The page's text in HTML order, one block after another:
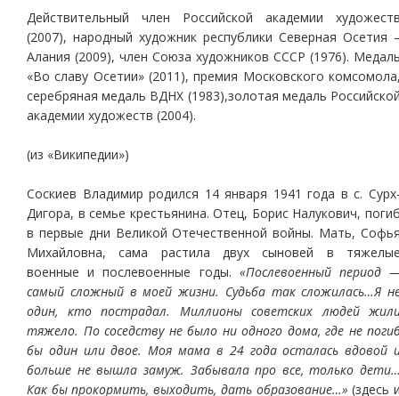
Действительный член Российской академии
(2007), народный художник республики Северная Осетия
Алания (2009), член Союза художников СССР (1976).
«Во славу Осетии» (2011), премия Московского
серебряная медаль ВДНХ (1983),золотая медаль
академии художеств (2004).
(из «Википедии»)
Соскиев Владимир родился 14 января 1941 года в с.
Дигора, в семье крестьянина. Отец, Борис Налукович,
в первые дни Великой Отечественной войны. Мать,
Михайловна, сама растила двух сыновей в
военные и послевоенные годы. «Послевоенный период
самый сложный в моей жизни. Судьба так сложилась…Я
один, кто пострадал. Миллионы советских людей
тяжело. По соседству не было ни одного дома, где не
бы один или двое. Моя мама в 24 года осталась вдовой
больше не вышла замуж. Забывала про все, только
Как бы прокормить, выходить, дать образование…» (здесь